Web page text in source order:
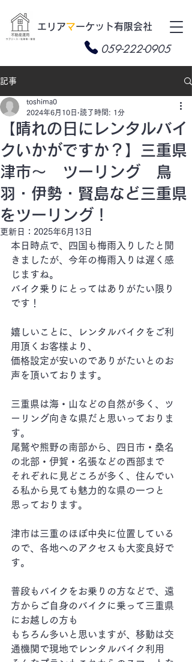
​エリアマーケット有限会社
059-222-0905
記事
【晴れの日にレンタルバイ
クいかがですか？】三重県
津市～ ツーリング 鳥
羽・伊勢・賢島など三重県
をツーリング！
toshima0
2024年6月10日 読了時間: 1分
更新日： 2025年6月13日
本日時点で、四国も梅雨入りしたと聞
きましたが、今年の梅雨入りは遅く感
じますね。
バイク乗りにとってはありがたい限り
です！
嬉しいことに、レンタルバイクをご利
用頂くお客様より、
価格設定が安いのでありがたいとのお
声を頂いております。
三重県は海・山などの自然が多く、ツ
ーリング向きな県だと思いっておりま
す。
尾鷲や熊野の南部から、四日市・桑名
の北部・伊賀・名張などの西部まで
それぞれに見どころが多く、住んでい
る私から見ても魅力的な県の一つと
思っております。
津市は三重のほぼ中央に位置している
ので、各地へのアクセスも大変良好で
す。
普段もバイクをお乗りの方などで、遠
方からご自身のバイクに乗って三重県
にお越しの方も
もちろん多いと思いますが、移動は交
通機関で現地でレンタルバイク利用